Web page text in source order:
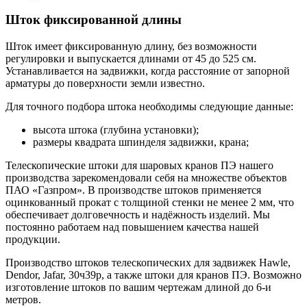
Шток фиксированной длины
Шток имеет фиксированную длину, без возможности
регулировки и выпускается длинами от 45 до 525 см.
Устанавливается на задвижки, когда расстояние от запорной
арматуры до поверхности земли известно.
Для точного подбора штока необходимы следующие данные:
высота штока (глубина установки);
размеры квадрата шпинделя задвижки, крана;
Телескопические штоки для шаровых кранов ПЭ нашего
производства зарекомендовали себя на множестве объектов
ПАО «Газпром». В производстве штоков применяется
оцинкованный прокат с толщиной стенки не менее 2 мм, что
обеспечивает долговечность и надёжность изделий. Мы
постоянно работаем над повышением качества нашей
продукции.
Производство штоков телескопических для задвижек Hawle,
Dendor, Jafar, 30ч39р, а также штоки для кранов ПЭ. Возможно
изготовление штоков по вашим чертежам длиной до 6-и
метров.